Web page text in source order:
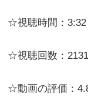
☆視聴時間：3:32
☆視聴回数：2131
☆動画の評価：